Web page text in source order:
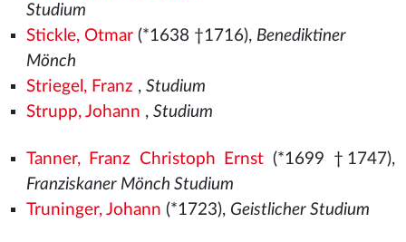
Studium
Stickle, Otmar(*1638 †1716), Benediktiner
Mönch
Striegel, Franz , Studium
Strupp, Johann , Studium
Tanner, Franz Christoph Ernst (*1699 †1747),
Franziskaner Mönch Studium
Truninger, Johann (*1723), Geistlicher Studium